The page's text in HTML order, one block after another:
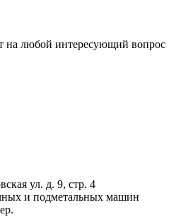
на любой интересующий вопрос
ул. д. 9, стр. 4
и подметальных машин